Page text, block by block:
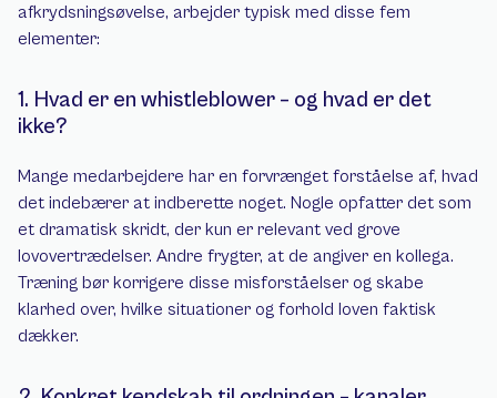
afkrydsningsøvelse, arbejder typisk med disse fem
elementer:
1. Hvad er en whistleblower – og hvad er det
ikke?
Mange medarbejdere har en forvrænget forståelse af, hvad
det indebærer at indberette noget. Nogle opfatter det som
et dramatisk skridt, der kun er relevant ved grove
lovovertrædelser. Andre frygter, at de angiver en kollega.
Træning bør korrigere disse misforståelser og skabe
klarhed over, hvilke situationer og forhold loven faktisk
dækker.